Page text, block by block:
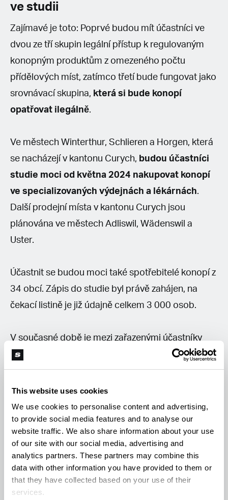
This website uses cookies
We use cookies to personalise content and advertising,
to provide social media features and to analyse our
website traffic. We also share information about your use
of our site with our social media, advertising and
analytics partners. These partners may combine this
data with other information you have provided to them or
that they have collected based on your use of their
services.
ve studii
Zajímavé je toto: Poprvé budou mít účastníci ve
dvou ze tří skupin legální přístup k regulovaným
konopným produktům z omezeného počtu
přídělových míst, zatímco třetí bude fungovat jako
srovnávací skupina, která si bude konopí
opatřovat ilegálně.
Ve městech Winterthur, Schlieren a Horgen, která
se nacházejí v kantonu Curych, budou účastníci
studie moci od května 2024 nakupovat konopí
ve specializovaných výdejnách a lékárnách.
Další prodejní místa v kantonu Curych jsou
plánována ve městech Adliswil, Wädenswil a
Uster.
Účastnit se budou moci také spotřebitelé konopí z
34 obcí. Zápis do studie byl právě zahájen, na
čekací listině je již údajně celkem 3 000 osob.
V současné době je mezi zařazenými účastníky
nové studie výrazně více mužů než žen, jejich
průměrný věk je 35 let, přičemž nejvíce jsou
zastoupeni účastníci ve věku 28 až 32 let. Šetření
se zaměří na sociální a ekonomické důsledky
užívání konopí ve studii, kterou vede KOF Swiss
Economic Institute při ETH Zürich a The University
of Zürich.
Jaká jsou první zjištění z pilotního